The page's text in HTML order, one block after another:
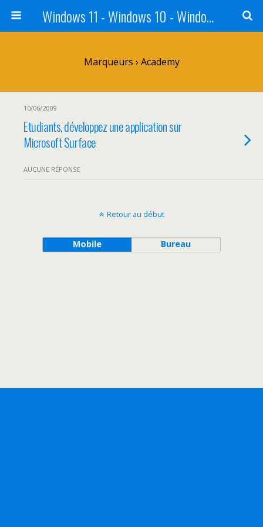
Windows 11 - Windows 10 - Windows 8 - Windows 7 - VISTA
Marqueurs › Academy
10/06/2009
Etudiants, développez une application sur
Microsoft Surface
AUCUNE RÉPONSE
Retour au début
Mobile Bureau